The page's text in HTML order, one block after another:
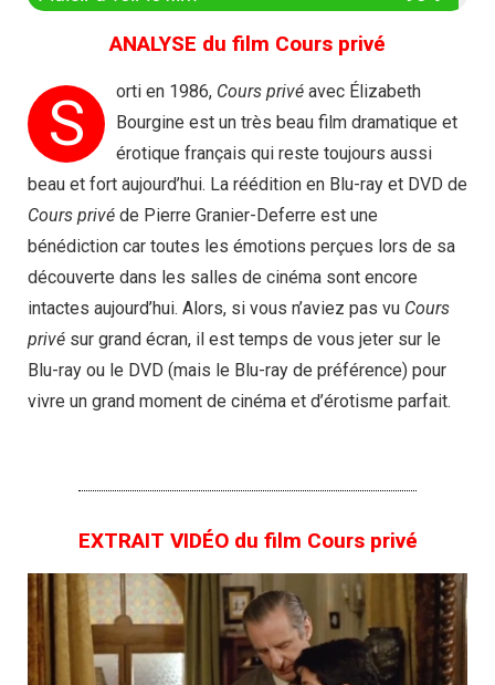
ANALYSE du film Cours privé
S orti en 1986, Cours privé avec Élizabeth
Bourgine est un très beau film dramatique et
érotique français qui reste toujours aussi
beau et fort aujourd’hui. La réédition en Blu-ray et DVD de
Cours privé de Pierre Granier-Deferre est une
bénédiction car toutes les émotions perçues lors de sa
découverte dans les salles de cinéma sont encore
intactes aujourd’hui. Alors, si vous n’aviez pas vu Cours
privé sur grand écran, il est temps de vous jeter sur le
Blu-ray ou le DVD (mais le Blu-ray de préférence) pour
vivre un grand moment de cinéma et d’érotisme parfait.
EXTRAIT VIDÉO du film Cours privé